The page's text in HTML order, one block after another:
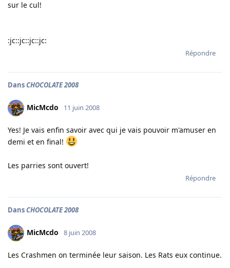
sur le cul!
:jc::jc::jc::jc:
Répondre
DansCHOCOLATE 2008
MicMcdo 11 juin 2008
Yes! Je vais enfin savoir avec qui je vais pouvoir m'amuser en
demi et en final!
Les parries sont ouvert!
Répondre
DansCHOCOLATE 2008
MicMcdo 8 juin 2008
Les Crashmen on terminée leur saison. Les Rats eux continue.